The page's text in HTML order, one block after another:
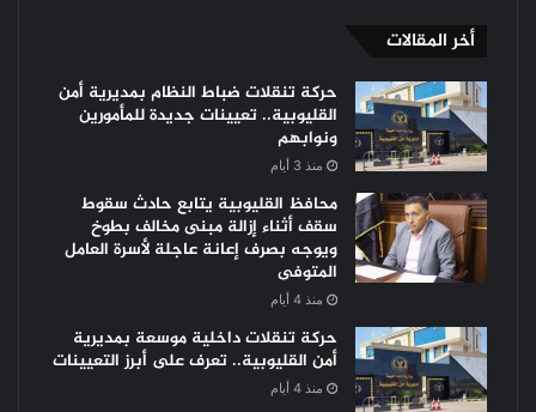
أخر المقالات
حركة تنقلات ضباط النظام بمديرية أمن
القليوبية.. تعيينات جديدة للمأمورين
ونوابهم
منذ 3 أيام
محافظ القليوبية يتابع حادث سقوط
سقف أثناء إزالة مبنى مخالف بطوخ
ويوجه بصرف إعانة عاجلة لأسرة العامل
المتوفى
منذ 4 أيام
حركة تنقلات داخلية موسعة بمديرية
أمن القليوبية.. تعرف على أبرز التعيينات
منذ 4 أيام